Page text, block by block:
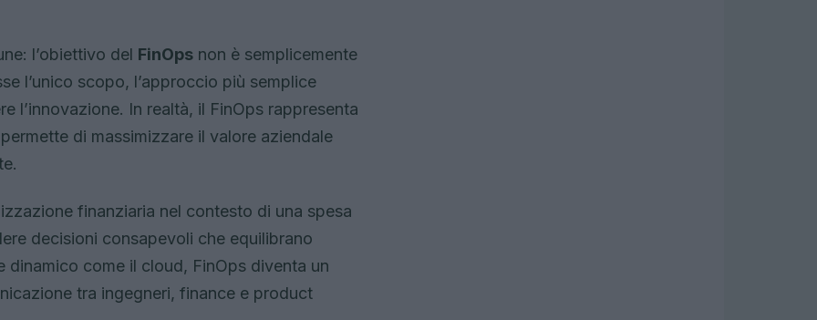
l’obiettivo del FinOps non è semplicemente
l’unico scopo, l’approccio più semplice
l’innovazione. In realtà, il FinOps rappresenta
di massimizzare il valore aziendale
finanziaria nel contesto di una spesa
decisioni consapevoli che equilibrano
come il cloud, FinOps diventa un
tra ingegneri, finance e product